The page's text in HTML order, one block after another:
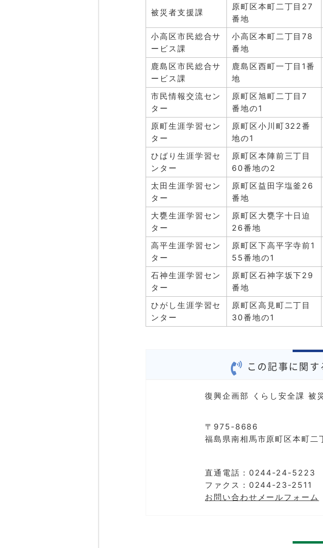
被災者支援課
原町区本町二丁目27
番地
小高区市民総合サ
ービス課
小高区本町二丁目78
番地
鹿島区市民総合サ
ービス課
鹿島区西町一丁目1番
地
市民情報交流セン
ター
原町区旭町二丁目7
番地の1
原町生涯学習セン
ター
原町区小川町322番
地の1
ひばり生涯学習セ
ンター
原町区本陣前三丁目
60番地の2
太田生涯学習セン
ター
原町区益田字塩釜26
番地
大甕生涯学習セン
ター
原町区大甕字十日迫
26番地
高平生涯学習セン
ター
原町区下高平字寺前1
55番地の1
石神生涯学習セン
ター
原町区石神字坂下29
番地
ひがし生涯学習セ
ンター
原町区高見町二丁目
30番地の1
この記事に関
復興企画部 くらし安全課 被
〒975-8686
福島県南相馬市原町区本町二
直通電話：0244-24-5223
ファクス：0244-23-2511
お問い合わせメールフォーム